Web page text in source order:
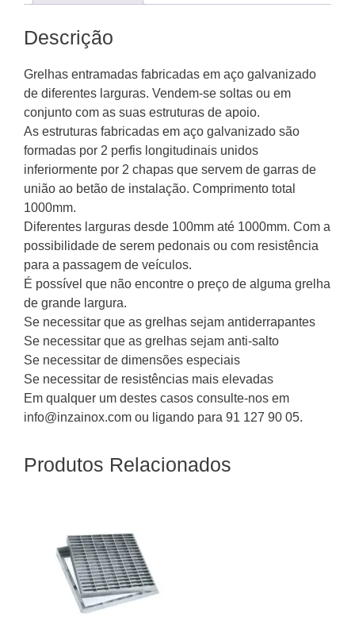
obra
ou
sem
aro.
Com
1
m
de
comprimento.
Descrição
Grelhas entramadas fabricadas em aço galvanizado
de diferentes larguras. Vendem-se soltas ou em
conjunto com as suas estruturas de apoio.
As estruturas fabricadas em aço galvanizado são
formadas por 2 perfis longitudinais unidos
inferiormente por 2 chapas que servem de garras de
união ao betão de instalação. Comprimento total
1000mm.
Diferentes larguras desde 100mm até 1000mm. Com a
possibilidade de serem pedonais ou com resistência
para a passagem de veículos.
É possível que não encontre o preço de alguma grelha
de grande largura.
Se necessitar que as grelhas sejam antiderrapantes
Se necessitar que as grelhas sejam anti-salto
Se necessitar de dimensões especiais
Se necessitar de resistências mais elevadas
Em qualquer um destes casos consulte-nos em
info@inzainox.com ou ligando para 91 127 90 05.
Produtos Relacionados